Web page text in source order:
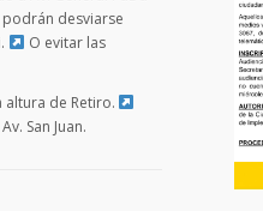
desviarse
O evitar las
de Retiro.
San Juan.